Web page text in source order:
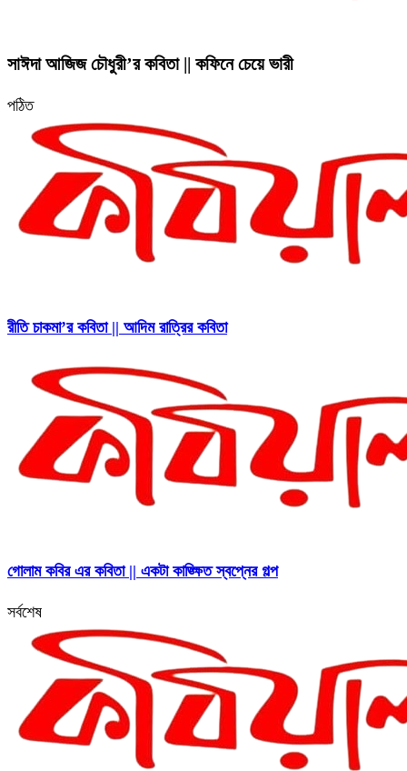
সাঈদা আজিজ চৌধুরী’র কবিতা || কফিনে চেয়ে ভারী
পঠিত
রীতি চাকমা’র কবিতা || আদিম রাত্রির কবিতা
গোলাম কবির এর কবিতা || একটা কাঙ্ক্ষিত স্বপ্নের গল্প
সর্বশেষ